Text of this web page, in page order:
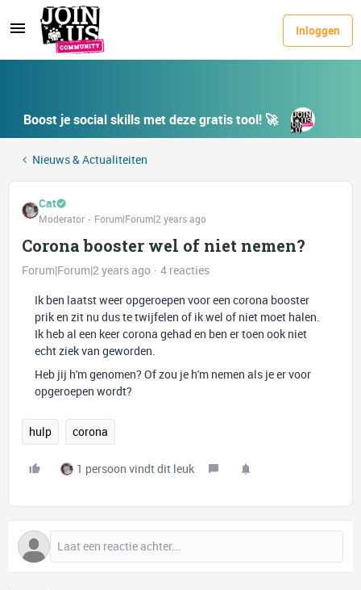
Inloggen
Boost je social skills met deze gratis tool! 🚀
Nieuws & Actualiteiten
Cat
Moderator Forum|Forum|2 years ago
Corona booster wel of niet nemen?
Forum|Forum|2 years ago
4 reacties
Ik ben laatst weer opgeroepen voor een corona booster
prik en zit nu dus te twijfelen of ik wel of niet moet halen.
Ik heb al een keer corona gehad en ben er toen ook niet
echt ziek van geworden.
Heb jij h'm genomen? Of zou je h'm nemen als je er voor
opgeroepen wordt?
hulp corona
1 persoon vindt dit leuk